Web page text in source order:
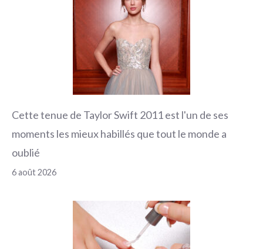
Cette tenue de Taylor Swift 2011 est l'un de ses
moments les mieux habillés que tout le monde a
oublié
6 août 2026